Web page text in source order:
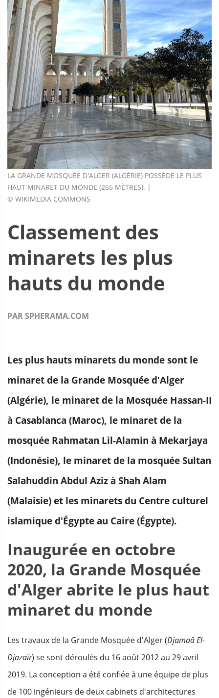
LA GRANDE MOSQUÉE D'ALGER (ALGÉRIE) POSSÈDE LE PLUS
HAUT MINARET DU MONDE (265 MÈTRES). |
© WIKIMEDIA COMMONS
Classement des
minarets les plus
hauts du monde
PAR SPHERAMA.COM
Les plus hauts minarets du monde sont le
minaret de la Grande Mosquée d'Alger
(Algérie), le minaret de la Mosquée Hassan-II
à Casablanca (Maroc), le minaret de la
mosquée Rahmatan Lil-Alamin à Mekarjaya
(Indonésie), le minaret de la mosquée Sultan
Salahuddin Abdul Aziz à Shah Alam
(Malaisie) et les minarets du Centre culturel
islamique d'Égypte au Caire (Égypte).
Inaugurée en octobre
2020, la Grande Mosquée
d'Alger abrite le plus haut
minaret du monde
Les travaux de la Grande Mosquée d'Alger (Djamaâ El-
Djazaïr) se sont déroulés du 16 août 2012 au 29 avril
2019. La conception a été confiée à une équipe de plus
de 100 ingénieurs de deux cabinets d'architectures